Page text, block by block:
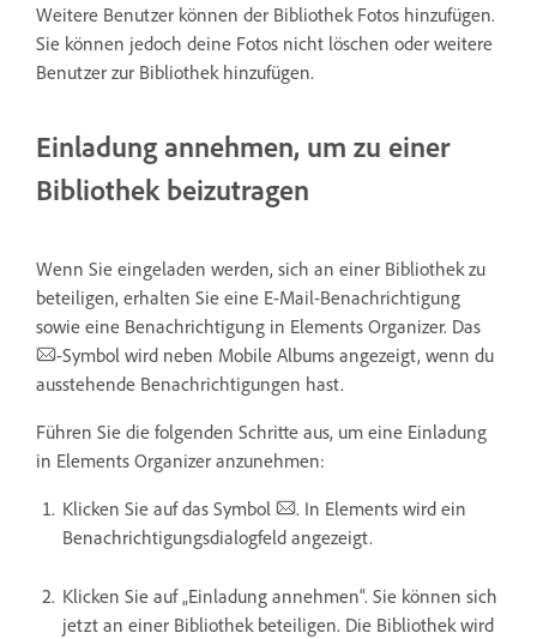
Weitere Benutzer können der Bibliothek Fotos hinzufügen.
Sie können jedoch deine Fotos nicht löschen oder weitere
Benutzer zur Bibliothek hinzufügen.
Einladung annehmen, um zu einer
Bibliothek beizutragen
Wenn Sie eingeladen werden, sich an einer Bibliothek zu
beteiligen, erhalten Sie eine E-Mail-Benachrichtigung
sowie eine Benachrichtigung in Elements Organizer. Das
-Symbol wird neben Mobile Albums angezeigt, wenn du
ausstehende Benachrichtigungen hast.
Führen Sie die folgenden Schritte aus, um eine Einladung
in Elements Organizer anzunehmen:
Klicken Sie auf das Symbol
. In Elements wird ein
Benachrichtigungsdialogfeld angezeigt.
Klicken Sie auf „Einladung annehmen“. Sie können sich
jetzt an einer Bibliothek beteiligen. Die Bibliothek wird